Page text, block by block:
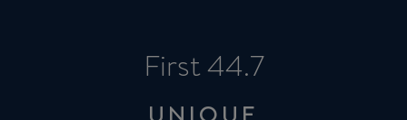
First 44.7
UNIQUE